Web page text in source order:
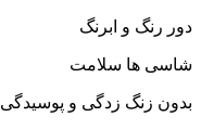
دور رنگ و ابرنگ
شاسی ها سلامت
بدون زنگ زدگی و پوسیدگی